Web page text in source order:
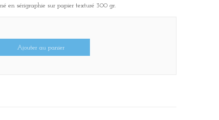
en sérigraphie sur papier texturé 300 gr.
Ajouter au panier